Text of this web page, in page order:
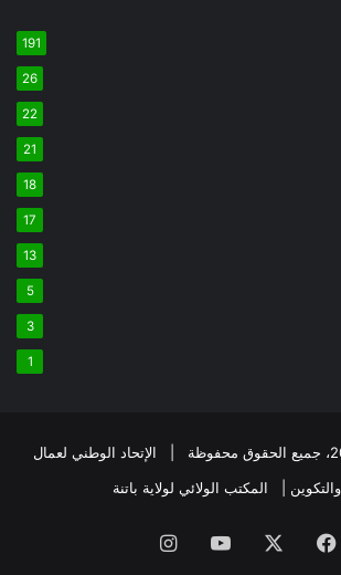
191
26
22
21
18
17
13
5
3
1
© حقوق النشر 2026، جميع الحقوق محفوظة | الإتحاد الوطني لعمال
والتكوين | المكتب الولائي لولاية باتنة
فيسبوك يوتيوبانستقرام